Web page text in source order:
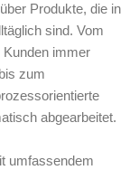
Produkte, die in
sind. Vom
Kunden immer
zum
abgearbeitet.
umfassendem